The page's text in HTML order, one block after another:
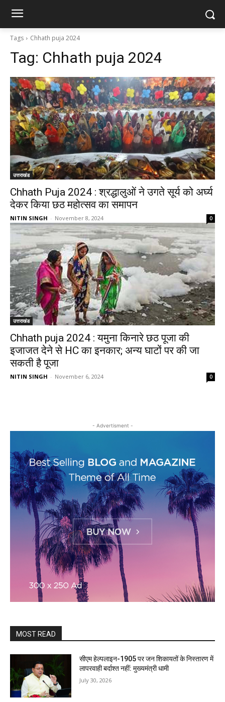
Tags Chhath puja 2024
Tag: Chhath puja 2024
उत्तराखंड
Chhath Puja 2024 : श्रद्धालुओं ने उगते सूर्य को अर्घ्य
देकर किया छठ महोत्सव का समापन
NITIN SINGH - November 8, 2024 0
उत्तराखंड
Chhath puja 2024 : यमुना किनारे छठ पूजा की
इजाजत देने से HC का इनकार; अन्य घाटों पर की जा
सकती है पूजा
NITIN SINGH - November 6, 2024 0
- Advertisment -
MOST READ
सीएम हेल्पलाइन-1905 पर जन शिकायतों के निस्तारण में
लापरवाही बर्दाश्त नहीं: मुख्यमंत्री धामी
July 30, 2026